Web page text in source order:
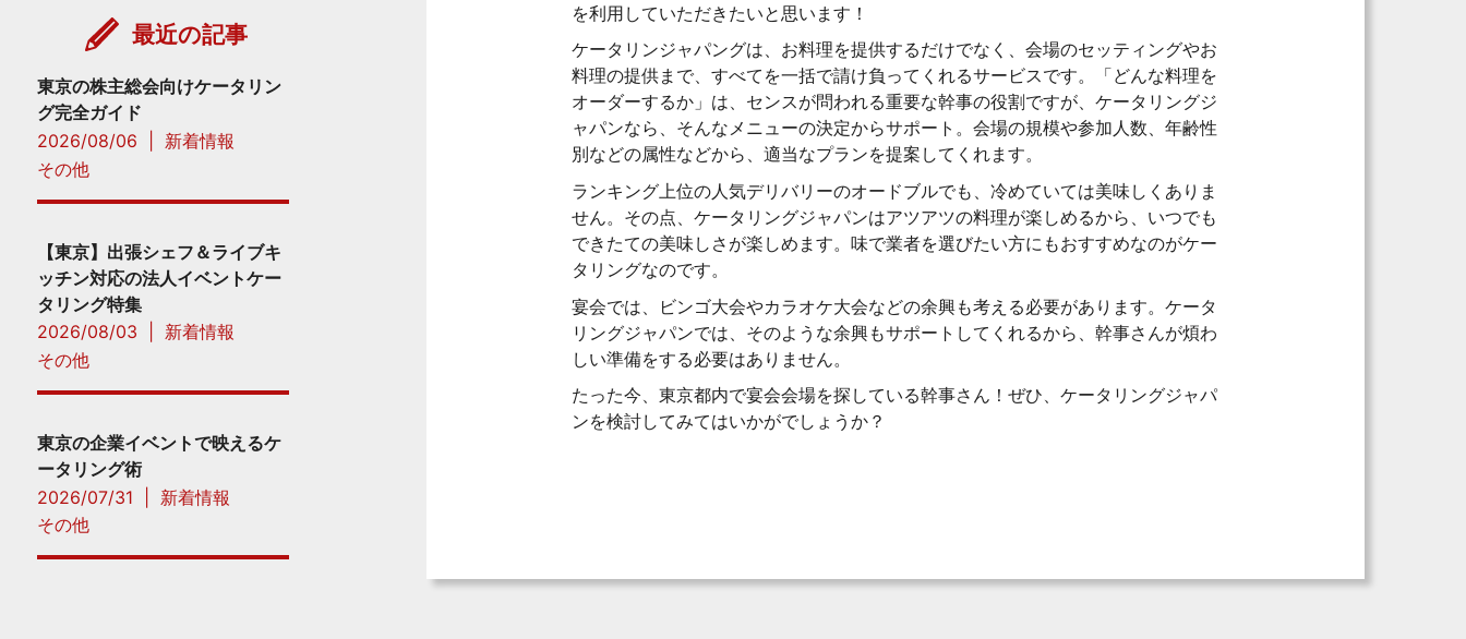
を利用していただきたいと思います！
ケータリンジャパングは、お料理を提供するだけでなく、会場のセッティングやお
料理の提供まで、すべてを一括で請け負ってくれるサービスです。「どんな料理を
オーダーするか」は、センスが問われる重要な幹事の役割ですが、ケータリングジ
ャパンなら、そんなメニューの決定からサポート。会場の規模や参加人数、年齢性
別などの属性などから、適当なプランを提案してくれます。
ランキング上位の人気デリバリーのオードブルでも、冷めていては美味しくありま
せん。その点、ケータリングジャパンはアツアツの料理が楽しめるから、いつでも
できたての美味しさが楽しめます。味で業者を選びたい方にもおすすめなのがケー
タリングなのです。
宴会では、ビンゴ大会やカラオケ大会などの余興も考える必要があります。ケータ
リングジャパンでは、そのような余興もサポートしてくれるから、幹事さんが煩わ
しい準備をする必要はありません。
たった今、東京都内で宴会会場を探している幹事さん！ぜひ、ケータリングジャパ
ンを検討してみてはいかがでしょうか？
最近の記事
東京の株主総会向けケータリン
グ完全ガイド
2026/08/06
新着情報
その他
【東京】出張シェフ＆ライブキ
ッチン対応の法人イベントケー
タリング特集
2026/08/03
新着情報
その他
東京の企業イベントで映えるケ
ータリング術
2026/07/31
新着情報
その他